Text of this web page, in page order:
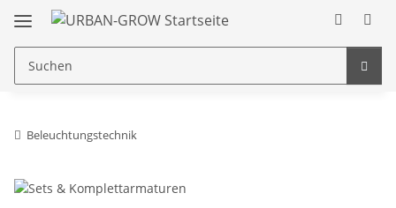
Beleuchtungstechnik